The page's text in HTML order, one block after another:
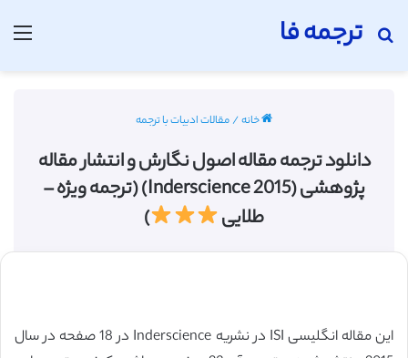
ترجمه فا
جستجو برای
خانه/مقالات ادبیات با ترجمه
دانلود ترجمه مقاله اصول نگارش و انتشار مقاله
پژوهشی (Inderscience 2015) (ترجمه ویژه –
طلایی
)
این مقاله انگلیسی ISI در نشریه Inderscience در 18 صفحه در سال